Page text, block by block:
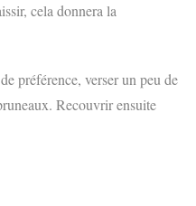
cela donnera la
préférence, verser un peu de
Recouvrir ensuite